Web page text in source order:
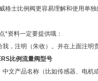
格士比例阀更容易理解和使用单
*资料一定要提供哦：
，注明（朱收）。并在上面注
比例流量阀型号
文产品名称（比如传感器、电机